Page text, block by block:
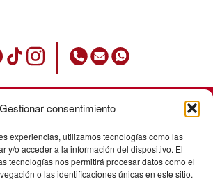
Gestionar consentimiento
experiencias, utilizamos tecnologías como las
y/o acceder a la información del dispositivo. El
tecnologías nos permitirá procesar datos como el
o las identificaciones únicas en este sitio.
Condiciones de uso
Política de privacidad
Avisos legales